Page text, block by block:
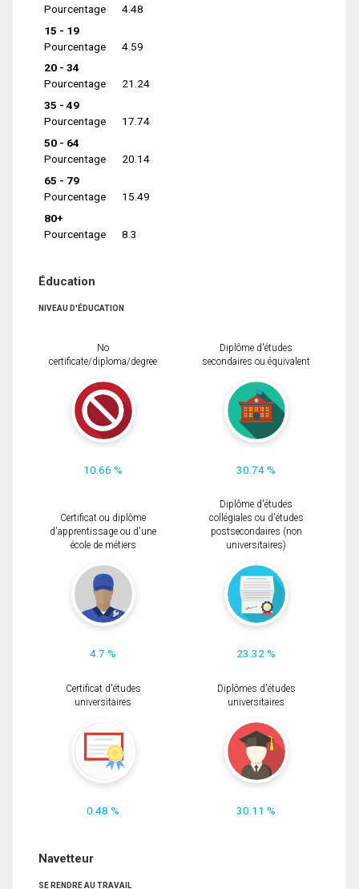
Pourcentage
4.48
15 - 19
Pourcentage
4.59
20 - 34
Pourcentage
21.24
35 - 49
Pourcentage
17.74
50 - 64
Pourcentage
20.14
65 - 79
Pourcentage
15.49
80+
Pourcentage
8.3
Éducation
NIVEAU D'ÉDUCATION
No
certificate/diploma/degree
10.66 %
Diplôme d'études
secondaires ou équivalent
30.74 %
Certificat ou diplôme
d'apprentissage ou d'une
école de métiers
4.7 %
Diplôme d'études
collégiales ou d'études
postsecondaires (non
universitaires)
23.32 %
Certificat d'études
universitaires
0.48 %
Diplômes d'études
universitaires
30.11 %
Navetteur
SE RENDRE AU TRAVAIL